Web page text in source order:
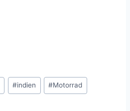
#indien #Motorrad